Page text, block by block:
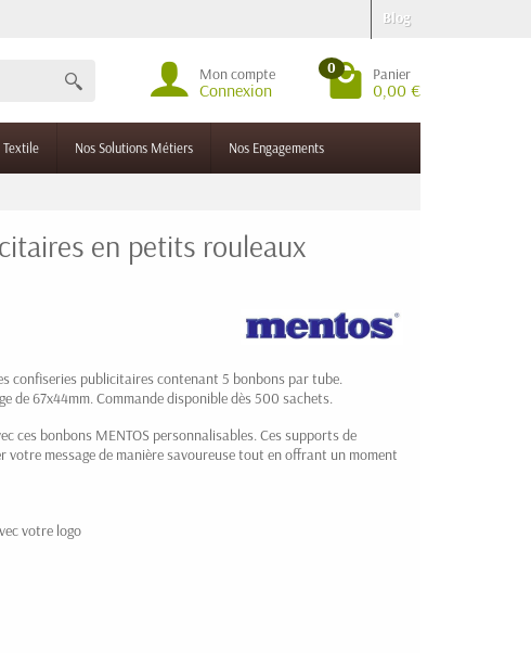
Blog
Mon compte
Connexion
0 Panier
0,00 €
Textile Nos Solutions Métiers Nos Engagements
en petits rouleaux
A partir de0.94 € HT
confiseries publicitaires contenant 5 bonbons par tube.
de 67x44mm. Commande disponible dès 500 sachets.
ces bonbons MENTOS personnalisables. Ces supports de
message de manière savoureuse tout en offrant un moment
votre logo